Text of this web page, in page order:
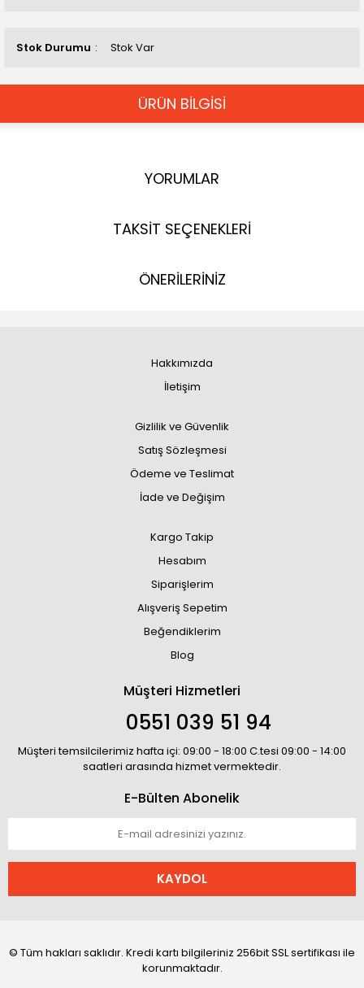
Stok Durumu Stok Var
ÜRÜN BİLGİSİ
YORUMLAR
TAKSİT SEÇENEKLERİ
ÖNERİLERİNİZ
Hakkımızda
İletişim
Gizlilik ve Güvenlik
Satış Sözleşmesi
Ödeme ve Teslimat
İade ve Değişim
Kargo Takip
Hesabım
Siparişlerim
Alışveriş Sepetim
Beğendiklerim
Blog
Müşteri Hizmetleri
0551 039 51 94
Müşteri temsilcilerimiz hafta içi: 09:00 - 18:00 C.tesi 09:00 - 14:00
saatleri arasında hizmet vermektedir.
E-Bülten Abonelik
KAYDOL
© Tüm hakları saklıdır. Kredi kartı bilgileriniz 256bit SSL sertifikası ile
korunmaktadır.